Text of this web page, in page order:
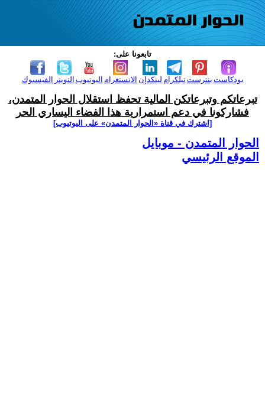
تابعونا على:
الفيسبوك التويتر اليوتيوب الانستغرام لينكدإن تيلكرامبنترست بودكاست
تبرعاتكم وتبرعاتكن المالية تحفظ استقلال الحوار المتمدن،
فشاركونا في دعم استمرارية هذا الفضاء اليساري الحر
[اشترك في قناة ‫«الحوار المتمدن» على اليوتيوب]
الحوار المتمدن - موبايل
الموقع الرئيسي